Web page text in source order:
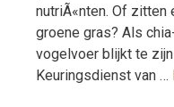
nutriÃ«nten. Of zitten
groene gras? Als
vogelvoer blijkt te
Keuringsdienst van …